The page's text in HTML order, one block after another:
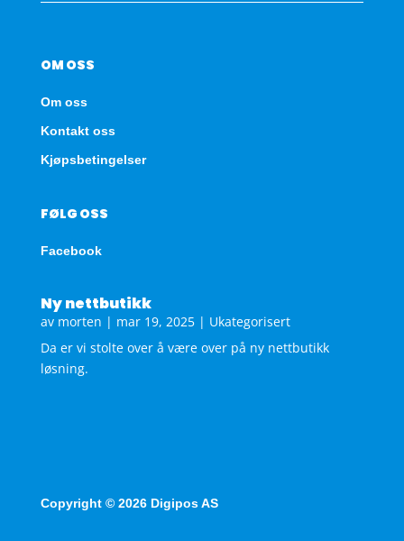
OM OSS
Om oss
Kontakt oss
Kjøpsbetingelser
FØLG OSS
Facebook
Ny nettbutikk
av morten | mar 19, 2025| Ukategorisert
Da er vi stolte over å være over på ny nettbutikk
løsning.
Copyright © 2026 Digipos AS